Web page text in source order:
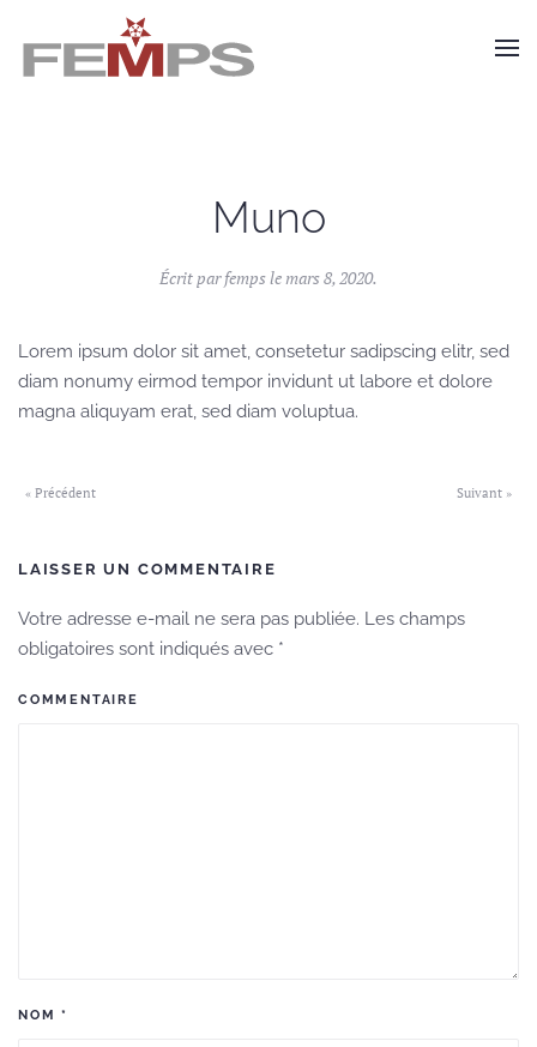
Skip to main content
Muno
Écrit parfempslemars 8, 2020.
Lorem ipsum dolor sit amet, consetetur sadipscing elitr, sed
diam nonumy eirmod tempor invidunt ut labore et dolore
magna aliquyam erat, sed diam voluptua.
« Précédent Suivant »
LAISSER UN COMMENTAIRE
Votre adresse e-mail ne sera pas publiée. Les champs
obligatoires sont indiqués avec *
COMMENTAIRE
NOM*